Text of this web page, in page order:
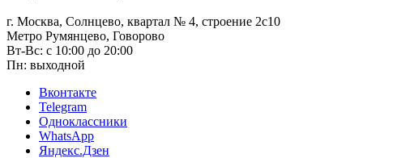
г. Москва, Солнцево, квартал № 4, строение 2с10
Метро Румянцево, Говорово
Вт-Вс: с 10:00 до 20:00
Пн: выходной
Вконтакте
Telegram
Одноклассники
WhatsApp
Яндекс.Дзен